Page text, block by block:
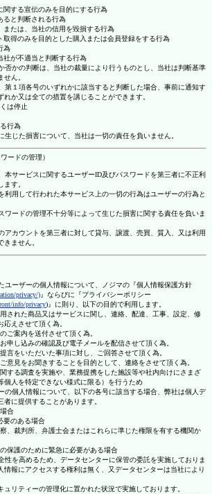
関する宣伝のみを目的にする行為
ると判断される行為
または、当社の信用を毀損する行為
取得のみを目的とした購入または会員登録をする行為
為
社が不適当と判断する行為
否かの判断は、当社の裁量により行うものとし、当社は判断基準
ん。
第１項各号のいずれかに該当すると判断した場合、事前に通知す
か又は全ての措置を講じることができます。
は停止
行為
生じた損害について、当社は一切の責任を負いません。
ードの管理）
本サービスに関するユーザーID及びパスワードを第三者に不正利
す。
利用して行われた本サービス上の一切の行為はユーザーの行為と
ワードの管理不十分等によって生じた損害に関する責任を負いま
アカウントを第三者に対して貸与、譲渡、売買、質入、又は利用
ません。
ユーザーの個人情報について、ノジマの『個人情報保護方針
privacy/)』ならびに『プライバシーポリシー
info/privacy)』に則り、以下の目的で利用します。
された商品又はサービスに関し、連絡、配達、工事、設定、修
えさせて頂く為。
ご案内を送付させて頂く為。
申し込みの確認及び電子メールを配信させて頂く為。
言をいただいた事項に対し、ご回答させて頂く為。
意見をお聞きすることを目的として、連絡をさせて頂く為。
する調査を実施や、業務提携をした施設等や社内向けにさまざ
個人を特定できない様式に限る）を行うため
の個人情報について、以下の各号に該当する場合、弊社は個人デ
に提供することがあります。
合
要のある場合
、裁判所、弁護士会またはこれらに準じた権限を有する機関か
保護のために緊急に必要がある場合
性を高めるため、データセンターに保管の委託を実施しておりま
情報にアクセスする権利は無く、又データセンターは当社により
リティーの管理化に置かれた状況で実施しております。